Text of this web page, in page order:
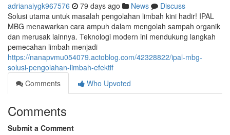
adrianaiygk967576 79 days ago News
Discuss
Solusi utama untuk masalah pengolahan limbah kini hadir! IPAL
MBG menawarkan cara ampuh dalam mengolah sampah organik
dan merusak lainnya. Teknologi modern ini mendukung langkah
pemecahan limbah menjadi
https://nanapvmu054079.actoblog.com/42328822/ipal-mbg-
solusi-pengolahan-limbah-efektif
Comments
Who Upvoted
Comments
Submit a Comment